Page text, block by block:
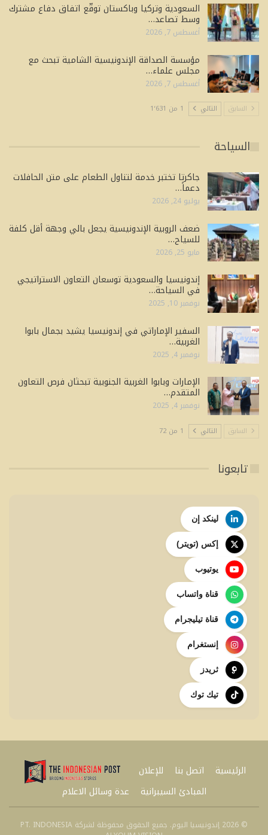
السعودية وتركيا وباكستان توقّع اتفاق دفاع مشترك
وسط تصاعد…
أغسطس 7, 2026
مؤسسة الصداقة الإندونيسية الشامية تبحث مع
مجلس علماء…
أغسطس 7, 2026
السابق التالي 1 من 1٬631
السياحة
جاكرتا تختبر خدمة لتناول الطعام على متن الحافلات
دعماً…
يوليو 24, 2026
ضعف الروبية الإندونيسية يجعل بالي وجهة أقل كلفة
للسياح…
مايو 25, 2026
إندونيسيا والسعودية توسعان التعاون الاستراتيجي
في السياحة…
نوفمبر 10, 2025
السفير الإماراتي في إندونيسيا يشيد بجمال بابوا
الغربية…
نوفمبر 4, 2025
الإمارات وبابوا الغربية الجنوبية تبحثان فرص التعاون
المتقدم…
نوفمبر 4, 2025
السابق التالي 1 من 72
تابعونا
لينكد إن
إكس (تويتر)
يوتيوب
قناة واتساب
قناة تيليجرام
إنستغرام
ثريدز
تيك توك
الرئيسية اتصل بنا
للإعلان
المبادئ السيبرانية
عدة وسائل الاعلام
© 2026 إندونيسيا اليوم. جميع الحقوق محفوظة لشركة PT. INDONESIA